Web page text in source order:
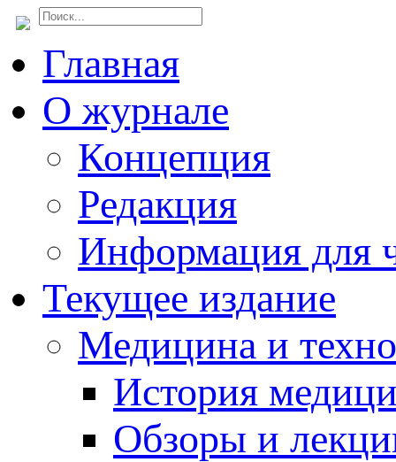
Главная
О журнале
Концепция
Редакция
Информация для
Текущее издание
Медицина и
История
Обзоры и